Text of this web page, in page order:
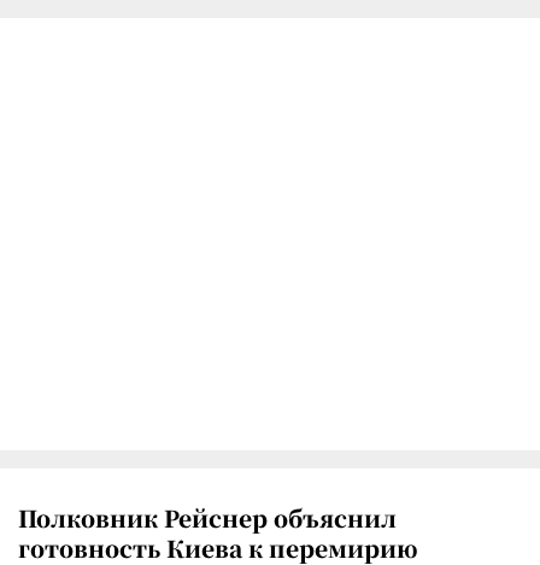
Полковник Рейснер объяснил
готовность Киева к перемирию